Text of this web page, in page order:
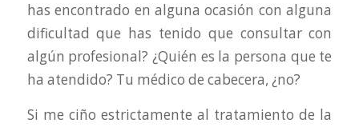
has encontrado en alguna ocasión con alguna
dificultad que has tenido que consultar con
algún profesional? ¿Quién es la persona que te
ha atendido? Tu médico de cabecera, ¿no?
Si me ciño estrictamente al tratamiento de la